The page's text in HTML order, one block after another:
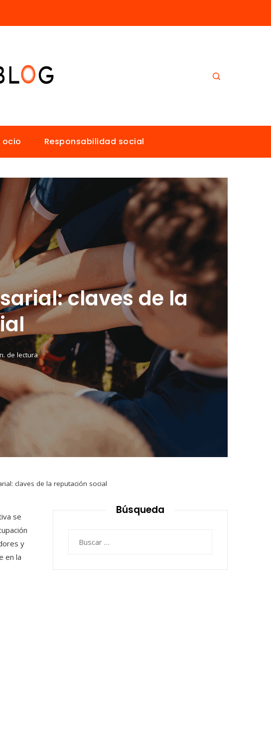
ocio Responsabilidad social
claves de la
de lectura
claves de la reputación social
se
y
en la
Búsqueda